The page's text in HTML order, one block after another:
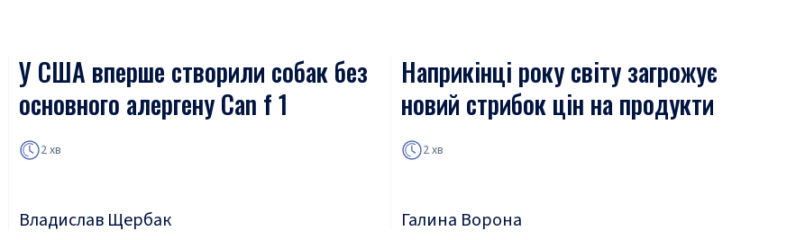
У США вперше створили собак без
основного алергену Can f 1
2 хв
Владислав Щербак
Наприкінці року світу загрожує
новий стрибок цін на продукти
2 хв
Галина Ворона